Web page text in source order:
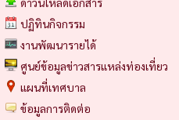
ปฏิทินกิจกรรม
งานพัฒนารายได้
ศูนย์ข้อมูลข่าวสารแหล่งท่องเที่ยว
แผนที่เทศบาล
ข้อมูลการติดต่อ